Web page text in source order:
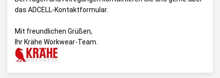
das ADCELL-Kontaktformular.
Mit freundlichen Grüßen,
Ihr Krähe Workwear-Team.